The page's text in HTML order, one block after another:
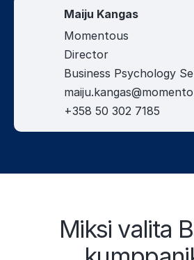
Maiju Kangas
Momentous
Director
Business Psychology
+358 50 302 7185
Miksi valita